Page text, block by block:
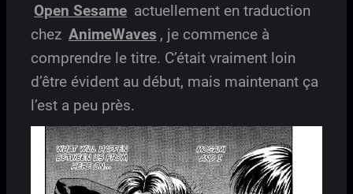
Open Sesame actuellement en traduction
chez AnimeWaves , je commence à
comprendre le titre. C’était vraiment loin
d’être évident au début, mais maintenant ça
l’est a peu près.